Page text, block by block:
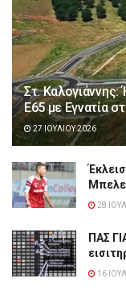
Στ. Καλογιάννης:
Ε65 με Εγνατία
27 ΙΟΥΛΊΟΥ 2026
28
ΠΑΣ
16